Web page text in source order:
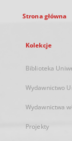
Strona główna
Kolekcje
Biblioteka
Wydawnictwo
Wydawnictwa
Projekty